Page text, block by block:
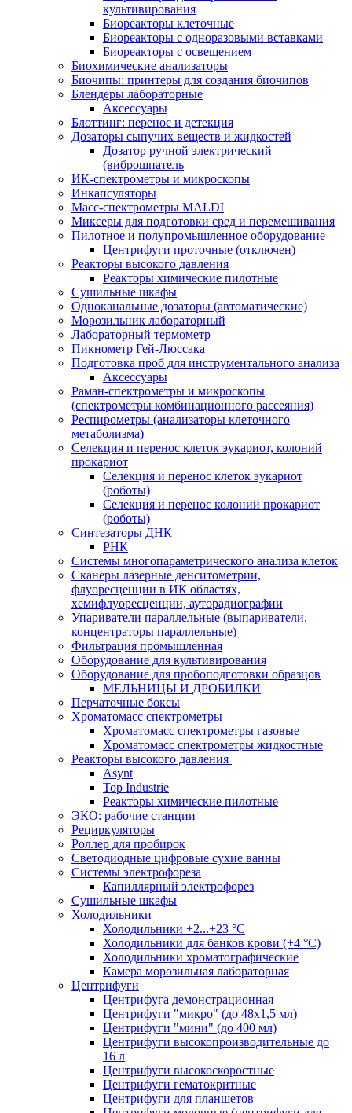
культивирования
Биореакторы клеточные
Биореакторы с одноразовыми вставками
Биореакторы с освещением
Биохимические анализаторы
Биочипы: принтеры для создания биочипов
Блендеры лабораторные
Аксессуары
Блоттинг: перенос и детекция
Дозаторы сыпучих веществ и жидкостей
Дозатор ручной электрический
(виброшпатель
ИК-спектрометры и микроскопы
Инкапсуляторы
Масс-спектрометры MALDI
Миксеры для подготовки сред и перемешивания
Пилотное и полупромышленное оборудование
Центрифуги проточные (отключен)
Реакторы высокого давления
Реакторы химические пилотные
Сушильные шкафы
Одноканальные дозаторы (автоматические)
Морозильник лабораторный
Лабораторный термометр
Пикнометр Гей-Люссака
Подготовка проб для инструментального анализа
Аксессуары
Раман-спектрометры и микроскопы
(спектрометры комбинационного рассеяния)
Респирометры (анализаторы клеточного
метаболизма)
Селекция и перенос клеток эукариот, колоний
прокариот
Селекция и перенос клеток эукариот
(роботы)
Селекция и перенос колоний прокариот
(роботы)
Синтезаторы ДНК
РНК
Системы многопараметрического анализа клеток
Сканеры лазерные денситометрии,
флуоресценции в ИК областях,
хемифлуоресценции, ауторадиографии
Упариватели параллельные (выпариватели,
концентраторы параллельные)
Фильтрация промышленная
Оборудование для культивирования
Оборудование для пробоподготовки образцов
МЕЛЬНИЦЫ И ДРОБИЛКИ
Перчаточные боксы
Хроматомасс спектрометры
Хроматомасс спектрометры газовые
Хроматомасс спектрометры жидкостные
Реакторы высокого давления
Asynt
Top Industrie
Реакторы химические пилотные
ЭКО: рабочие станции
Рециркуляторы
Роллер для пробирок
Светодиодные цифровые сухие ванны
Системы электрофореза
Капиллярный электрофорез
Сушильные шкафы
Холодильники
Холодильники +2...+23 °С
Холодильники для банков крови (+4 °С)
Холодильники хроматографические
Камера морозильная лабораторная
Центрифуги
Центрифуга демонстрационная
Центрифуги "микро" (до 48x1,5 мл)
Центрифуги "мини" (до 400 мл)
Центрифуги высокопроизводительные до
16 л
Центрифуги высокоскоростные
Центрифуги гематокритные
Центрифуги для планшетов